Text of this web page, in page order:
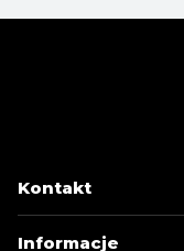
Kontakt
Informacje